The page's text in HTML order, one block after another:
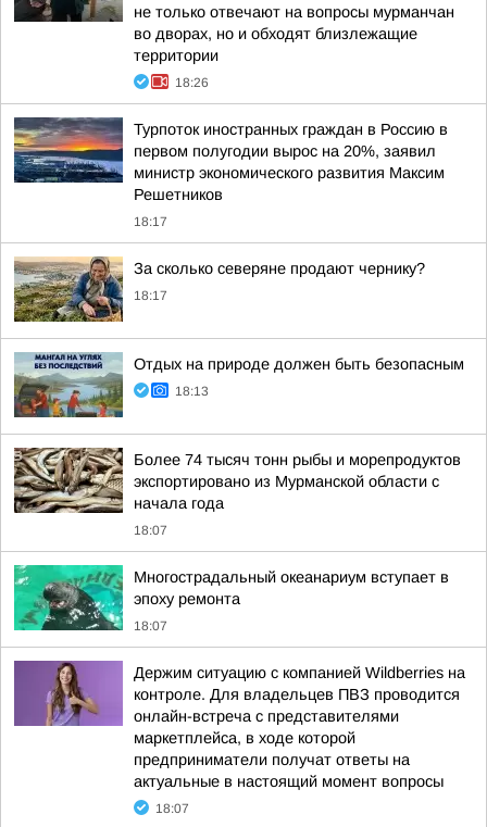
не только отвечают на вопросы мурманчан
во дворах, но и обходят близлежащие
территории
18:26
Турпоток иностранных граждан в Россию в
первом полугодии вырос на 20%, заявил
министр экономического развития Максим
Решетников
18:17
За сколько северяне продают чернику?
18:17
Отдых на природе должен быть безопасным
18:13
Более 74 тысяч тонн рыбы и морепродуктов
экспортировано из Мурманской области с
начала года
18:07
Многострадальный океанариум вступает в
эпоху ремонта
18:07
Держим ситуацию с компанией Wildberries на
контроле. Для владельцев ПВЗ проводится
онлайн-встреча с представителями
маркетплейса, в ходе которой
предприниматели получат ответы на
актуальные в настоящий момент вопросы
18:07